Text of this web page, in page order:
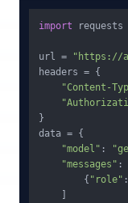
import requests
url =
"https://
headers = {
"Content-
}
data = {
"model" :
"messages" :
        {
"role" :
    ]